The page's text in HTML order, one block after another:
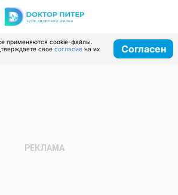
применяются cookie-файлы.
свое согласие на их
Согласен